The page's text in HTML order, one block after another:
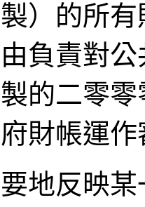
）的所
負責對
的二零
財帳運
地反映